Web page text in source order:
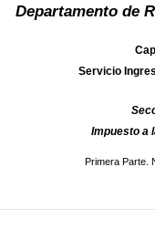
Departamento de
Servicio
Impuesto a
Primera Parte.